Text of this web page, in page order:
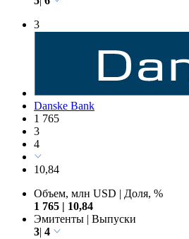
3
Danske Bank
1 765
3
4
10,84
Объем, млн USD | Доля, %
1 765 | 10,84
Эмитенты | Выпуски
3| 4